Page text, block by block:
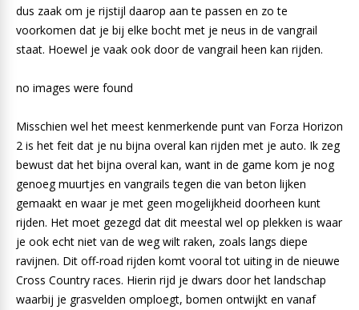
dus zaak om je rijstijl daarop aan te passen en zo te
voorkomen dat je bij elke bocht met je neus in de vangrail
staat. Hoewel je vaak ook door de vangrail heen kan rijden.
no images were found
Misschien wel het meest kenmerkende punt van Forza Horizon
2 is het feit dat je nu bijna overal kan rijden met je auto. Ik zeg
bewust dat het bijna overal kan, want in de game kom je nog
genoeg muurtjes en vangrails tegen die van beton lijken
gemaakt en waar je met geen mogelijkheid doorheen kunt
rijden. Het moet gezegd dat dit meestal wel op plekken is waar
je ook echt niet van de weg wilt raken, zoals langs diepe
ravijnen. Dit off-road rijden komt vooral tot uiting in de nieuwe
Cross Country races. Hierin rijd je dwars door het landschap
waarbij je grasvelden omploegt, bomen ontwijkt en vanaf